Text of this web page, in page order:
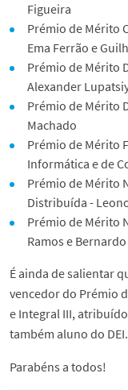
Figueira
Prémio de Mérito
Ema Ferrão e
Prémio de Mérito
Alexander
Prémio de Mérito
Machado
Prémio de Mérito
Informática e de
Prémio de Mérito
Distribuída -
Prémio de Mérito
Ramos e
É ainda de salientar
vencedor do Prémio
e Integral III,
também aluno do DEI.
Parabéns a todos!